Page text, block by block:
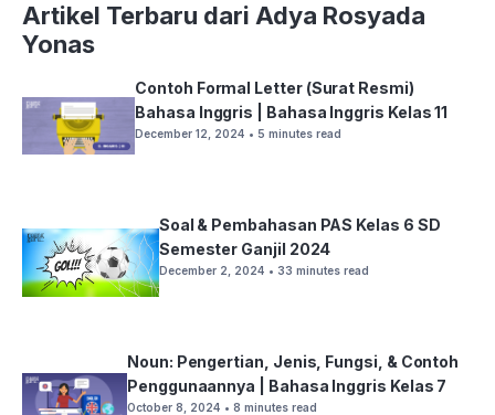
Artikel Terbaru dari Adya Rosyada
Yonas
Contoh Formal Letter (Surat Resmi)
Bahasa Inggris | Bahasa Inggris Kelas 11
December 12, 2024 • 5 minutes read
Soal & Pembahasan PAS Kelas 6 SD
Semester Ganjil 2024
December 2, 2024 • 33 minutes read
Noun: Pengertian, Jenis, Fungsi, & Contoh
Penggunaannya | Bahasa Inggris Kelas 7
October 8, 2024 • 8 minutes read